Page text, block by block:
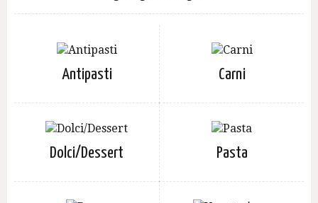
Antipasti Carni
Dolci/Dessert Pasta